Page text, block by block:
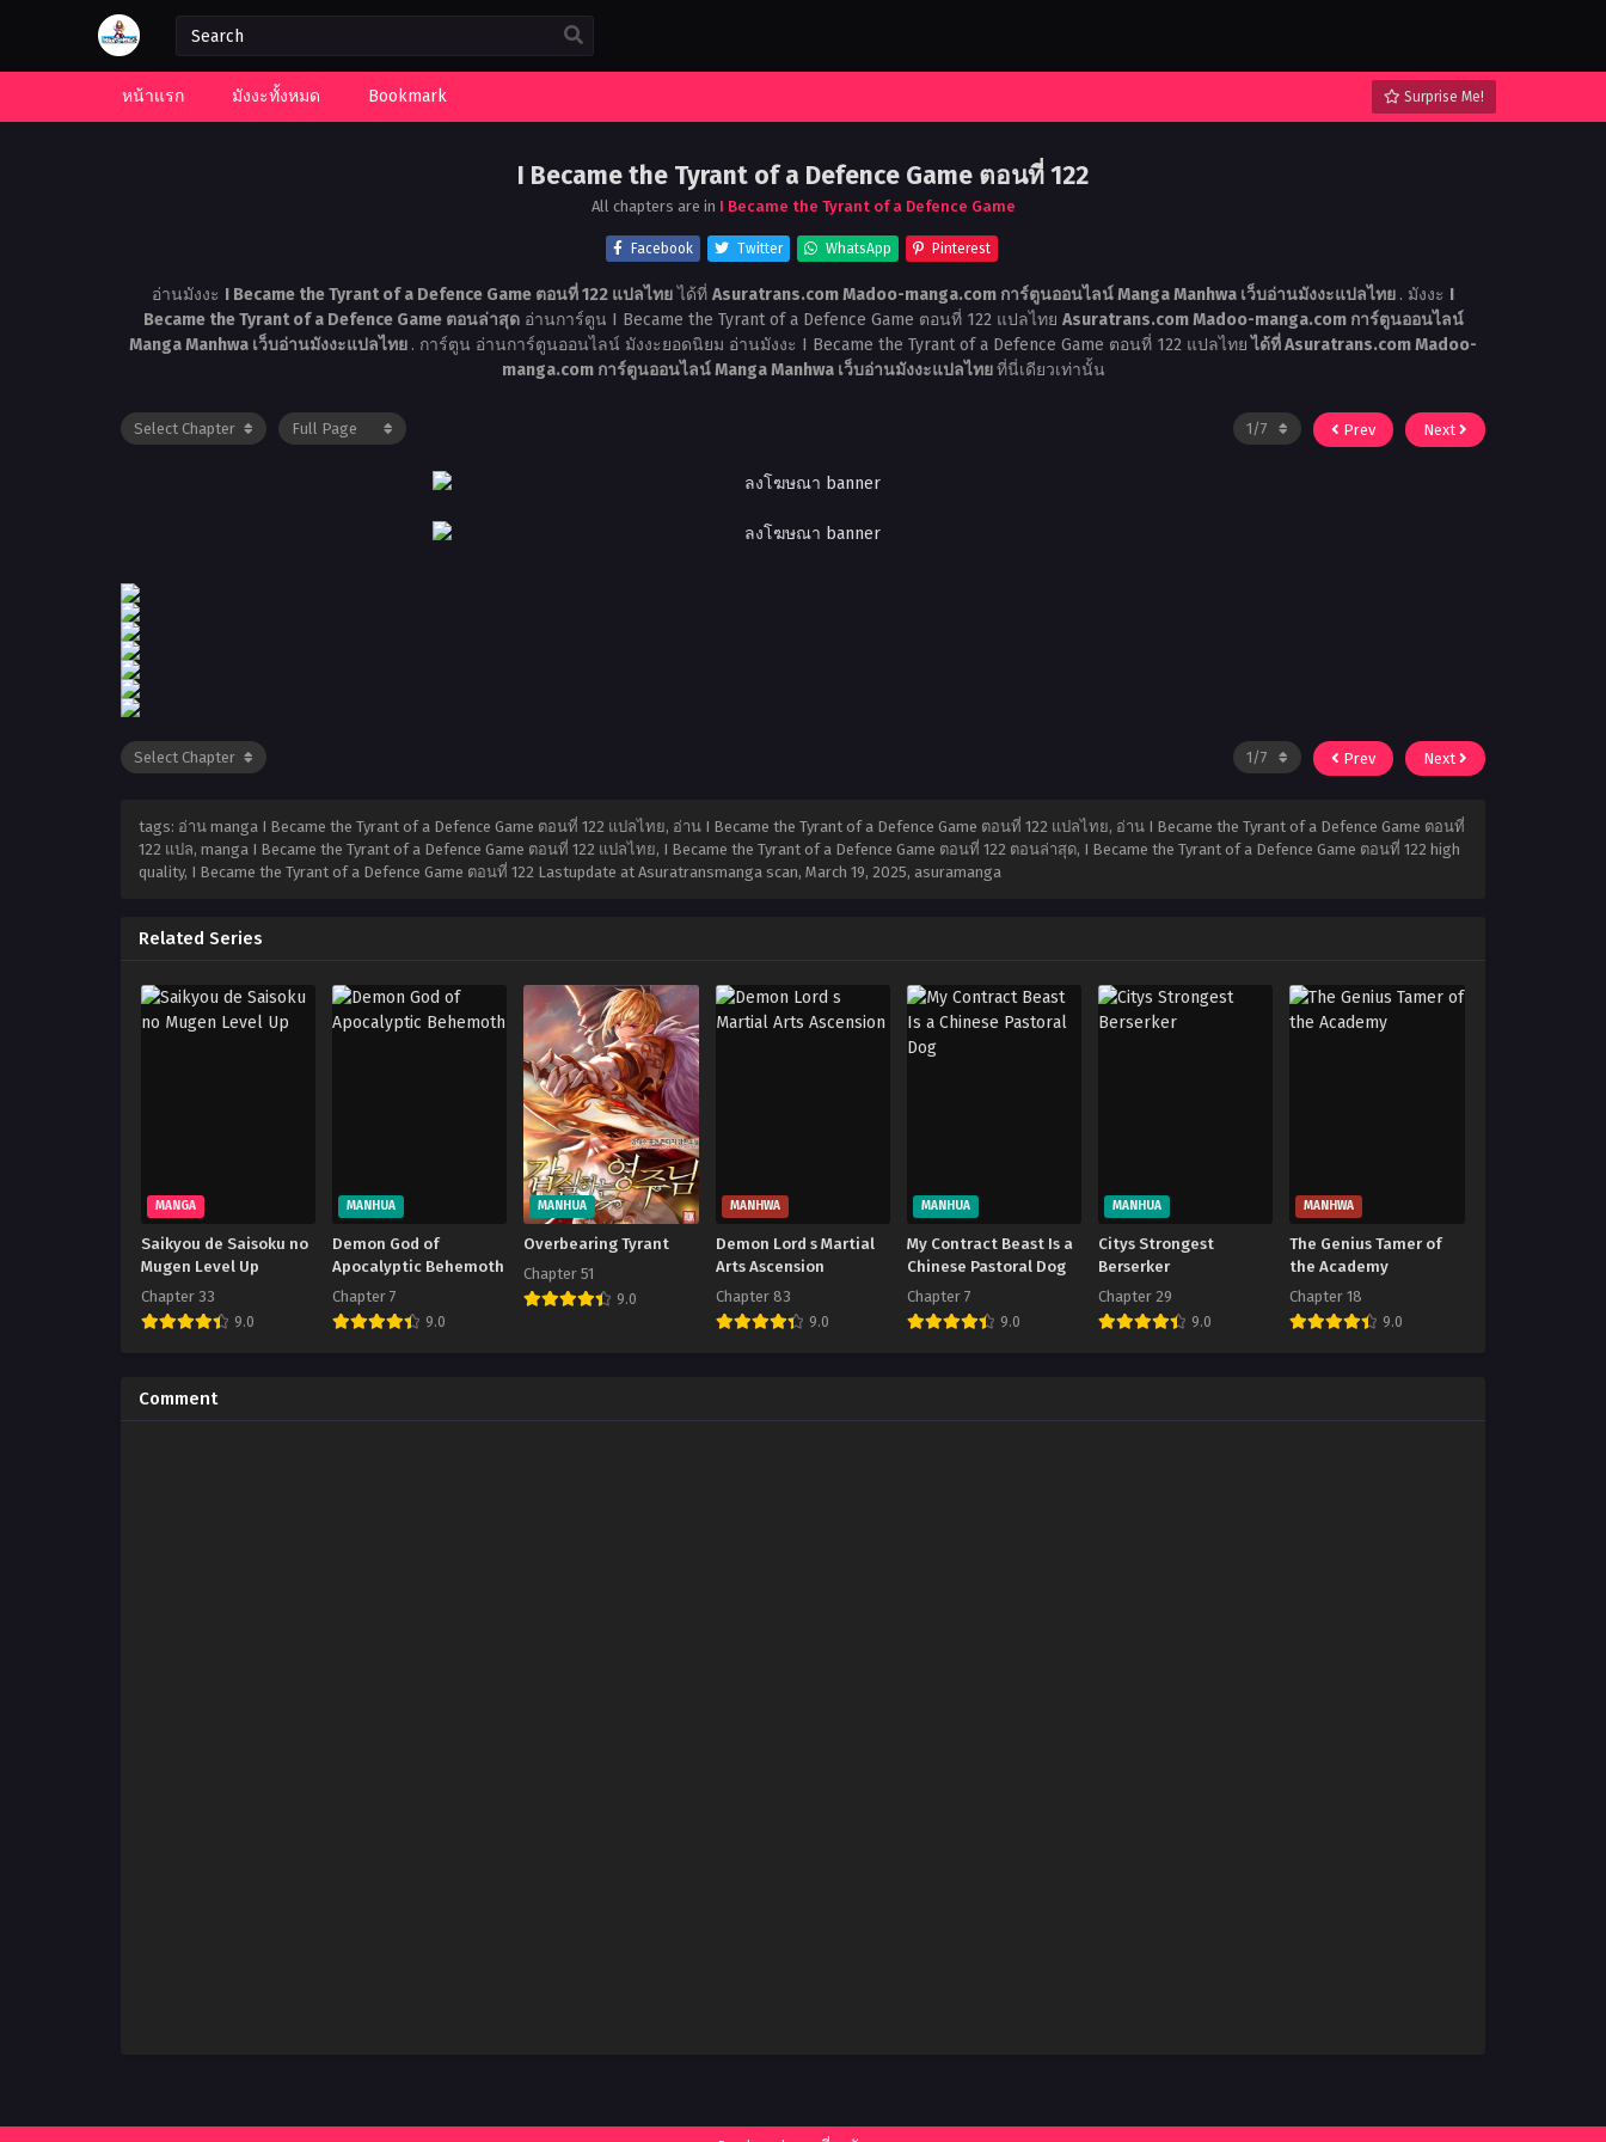
หน้าแรก มังงะทั้งหมด Bookmark Surprise Me!
I Became the Tyrant of a Defence Game ตอนที่ 122
All chapters are in I Became the Tyrant of a Defence Game
Facebook Twitter WhatsApp Pinterest
อ่านมังงะ I Became the Tyrant of a Defence Game ตอนที่ 122 แปลไทยได้ที่ Asuratrans.com Madoo-manga.com การ์ตูนออนไลน์ Manga Manhwa เว็บอ่านมังงะแปลไทย . มังงะ I
Became the Tyrant of a Defence Game ตอนล่าสุดอ่านการ์ตูน I Became the Tyrant of a Defence Game ตอนที่ 122 แปลไทย Asuratrans.com Madoo-manga.com การ์ตูนออนไลน์
Manga Manhwa เว็บอ่านมังงะแปลไทย . การ์ตูน อ่านการ์ตูนออนไลน์ มังงะยอดนิยม อ่านมังงะ I Became the Tyrant of a Defence Game ตอนที่ 122 แปลไทยได้ที่ Asuratrans.com Madoo-
manga.com การ์ตูนออนไลน์ Manga Manhwa เว็บอ่านมังงะแปลไทยที่นี่เดียวเท่านั้น
Prev Next
Prev Next
tags: อ่าน manga I Became the Tyrant of a Defence Game ตอนที่ 122 แปลไทย, อ่าน I Became the Tyrant of a Defence Game ตอนที่ 122 แปลไทย, อ่าน I Became the Tyrant of a Defence Game ตอนที่
122 แปล, manga I Became the Tyrant of a Defence Game ตอนที่ 122 แปลไทย, I Became the Tyrant of a Defence Game ตอนที่ 122 ตอนล่าสุด, I Became the Tyrant of a Defence Game ตอนที่ 122 high
quality, I Became the Tyrant of a Defence Game ตอนที่ 122 Lastupdate at Asuratransmanga scan, March 19, 2025, asuramanga
Related Series
MANGA
Saikyou de Saisoku no
Mugen Level Up
Chapter 33
9.0
MANHUA
Demon God of
Apocalyptic Behemoth
Chapter 7
9.0
MANHUA
Overbearing Tyrant
Chapter 51
9.0
MANHWA
Demon Lord s Martial
Arts Ascension
Chapter 83
9.0
MANHUA
My Contract Beast Is a
Chinese Pastoral Dog
Chapter 7
9.0
MANHUA
Citys Strongest
Berserker
Chapter 29
9.0
MANHWA
The Genius Tamer of
the Academy
Chapter 18
9.0
Comment